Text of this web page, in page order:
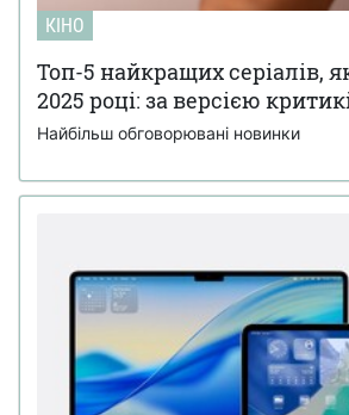
КІНО
Топ-5 найкращих серіалів,
2025 році: за версією
Найбільш обговорювані новинки